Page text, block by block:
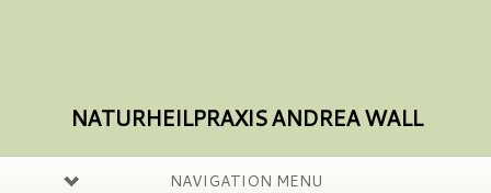
NATURHEILPRAXIS ANDREA WALL
NAVIGATION MENU